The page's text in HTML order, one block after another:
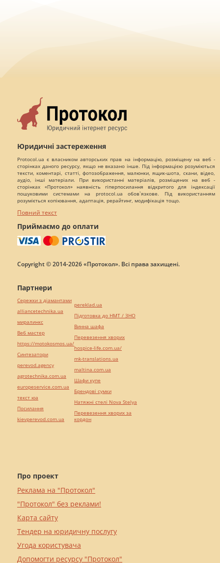
Юридичні застереження
Protocol.ua є власником авторських прав на інформацію, розміщену на веб -
сторінках даного ресурсу, якщо не вказано інше. Під інформацією розуміються
тексти, коментарі, статті, фотозображення, малюнки, ящик-шота, скани, відео,
аудіо, інші матеріали. При використанні матеріалів, розміщених на веб -
сторінках «Протокол» наявність гіперпосилання відкритого для індексації
пошуковими системами на protocol.ua обов`язкове. Під використанням
розуміється копіювання, адаптація, рерайтинг, модифікація тощо.
Повний текст
Приймаємо до оплати
Copyright © 2014-2026 «Протокол». Всі права захищені.
Про проект
Реклама на "Протокол"
"Протокол" без реклами!
Карта сайту
Тендер на юридичну послугу
Угода користувача
Допомогти ресурсу "Протокол"
Партнери
Сережки з діамантами
alliancetechnika.ua
миралинкс
Веб мастер
https://motokosmos.ua/
Синтезатори
perevod.agency
agrotechnika.com.ua
europeservice.com.ua
текст юа
Посилання
kievperevod.com.ua
pereklad.ua
Підготовка до НМТ / ЗНО
Винна шафа
Перевезення хворих
hospice-life.com.ua/
mk-translations.ua
maltina.com.ua
Шафи купе
Брендові сумки
Натяжні стелі Nova Stelya
Перевезення хворих за
кордон